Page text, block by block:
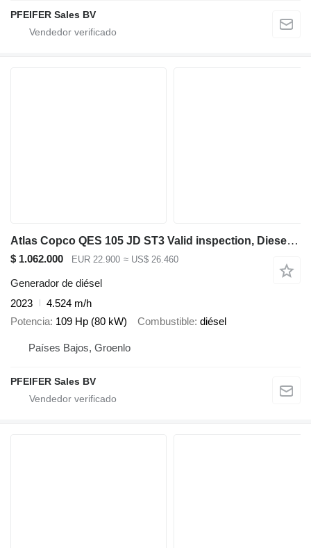
PFEIFER Sales BV
Atlas Copco QES 105 JD ST3 Valid inspection, Diesel, 105 kVA
$ 1.062.000 EUR 22.900 ≈ US$ 26.460
Generador de diésel
2023
4.524 m/h
Potencia 109 Hp (80 kW) Combustible diésel
Países Bajos, Groenlo
PFEIFER Sales BV